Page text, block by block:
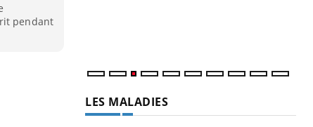
pendant
LES MALADIES